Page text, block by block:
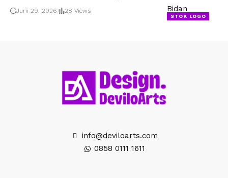
STOK LOGO
Juni 29, 2026 28 Views
info@deviloarts.com
0858 0111 1611